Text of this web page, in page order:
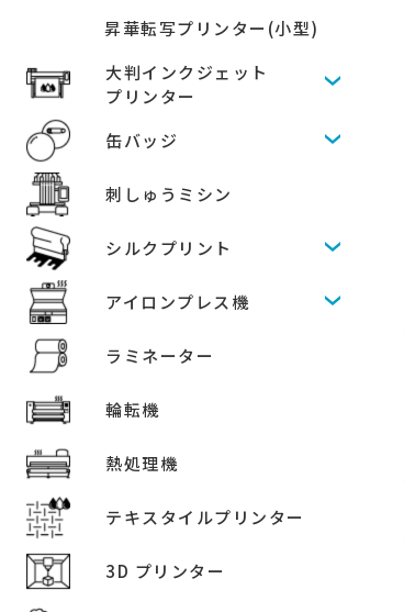
昇華転写プリンター(小型)
大判インクジェット
プリンター
缶バッジ
刺しゅうミシン
シルクプリント
アイロンプレス機
ラミネーター
輪転機
熱処理機
テキスタイルプリンター
3D プリンター